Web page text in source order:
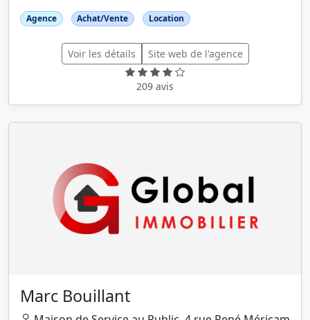
Agence Achat/Vente Location
Voir les détails Site web de l'agence
209 avis
Marc Bouillant